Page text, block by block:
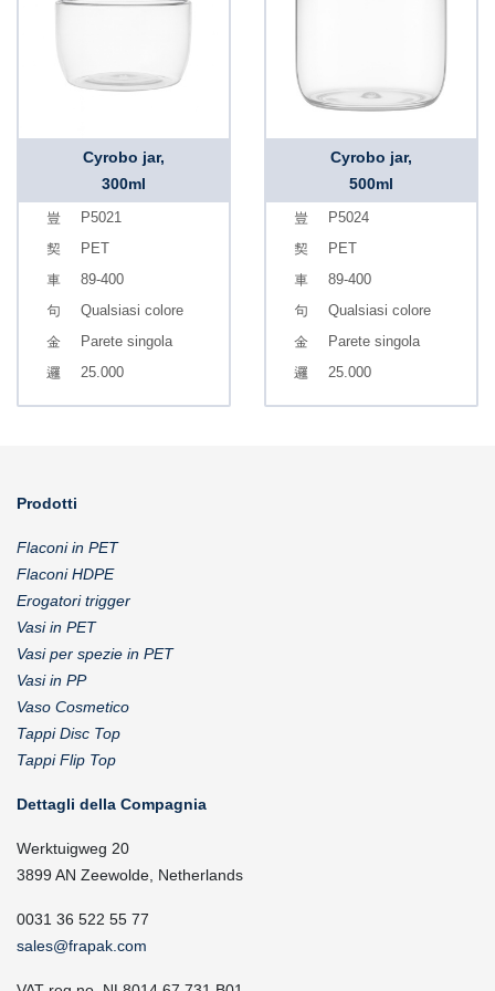
Cyrobo jar,
300ml
P5021
PET
89-400
Qualsiasi colore
Parete singola
25.000
Cyrobo jar,
500ml
P5024
PET
89-400
Qualsiasi colore
Parete singola
25.000
Prodotti
Flaconi in PET
Flaconi HDPE
Erogatori trigger
Vasi in PET
Vasi per spezie in PET
Vasi in PP
Vaso Cosmetico
Tappi Disc Top
Tappi Flip Top
Dettagli della Compagnia
Werktuigweg 20
3899 AN Zeewolde, Netherlands
0031 36 522 55 77
sales@frapak.com